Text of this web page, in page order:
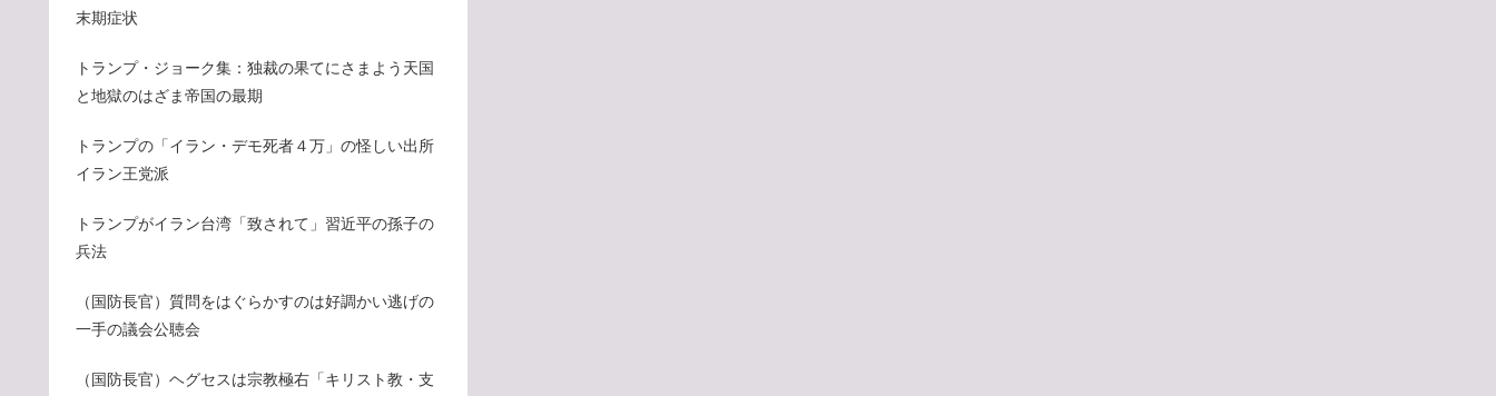
末期症状
トランプ・ジョーク集：独裁の果てにさまよう天国
と地獄のはざま帝国の最期
トランプの「イラン・デモ死者４万」の怪しい出所
イラン王党派
トランプがイラン台湾「致されて」習近平の孫子の
兵法
（国防長官）質問をはぐらかすのは好調かい逃げの
一手の議会公聴会
（国防長官）ヘグセスは宗教極右「キリスト教・支